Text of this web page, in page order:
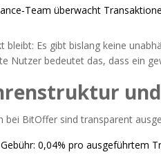
überwacht
bleibt: Es gibt bislang keine
Nutzer bedeutet das, dass ein
bei BitOffer sind transparent
0,04% pro ausgeführtem